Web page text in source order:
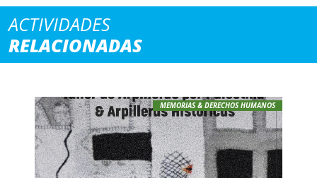
ACTIVIDADES
RELACIONADAS
MEMORIAS & DERECHOS HUMANOS